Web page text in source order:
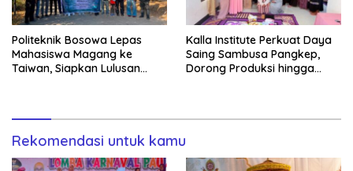
Politeknik Bosowa Lepas
Mahasiswa Magang ke
Taiwan, Siapkan Lulusan
Kalla Institute Perkuat Daya
Saing Sambusa Pangkep,
Dorong Produksi hingga
Rekomendasi untuk kamu